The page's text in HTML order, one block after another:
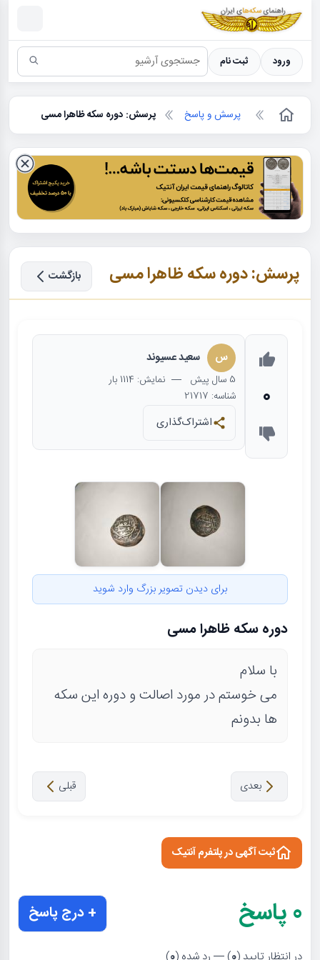
سکه ها ؛ راهنمای سکه شناسی
ورود ثبت نام
پرسش و پاسخ پرسش: دوره سکه ظاهرا مسی
پرسش: دوره سکه ظاهرا مسی بازگشت
0
س سعید عسیوند
5 سال پیش — نمایش: 1114 بار
شناسه: 21717
اشتراک‌گذاری
برای دیدن تصویر بزرگ وارد شوید
دوره سکه ظاهرا مسی
با سلام
می خوستم در مورد اصالت و دوره این سکه
ها بدونم
قبلی بعدی
ثبت آگهی در پلتفرم آنتیک
0پاسخ + درج پاسخ